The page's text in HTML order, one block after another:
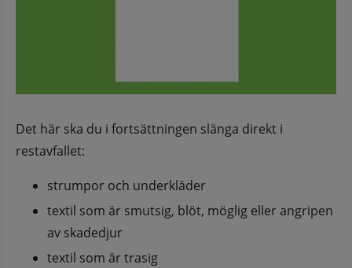
Det här ska du i fortsättningen slänga direkt i
restavfallet:
strumpor och underkläder
textil som är smutsig, blöt, möglig eller angripen
av skadedjur
textil som är trasig